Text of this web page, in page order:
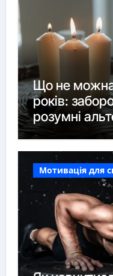
Що не
років:
розумні
Мотивація для